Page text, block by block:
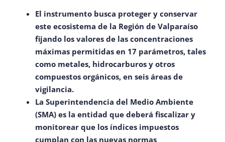
El instrumento busca proteger y conservar
este ecosistema de la Región de Valparaíso
fijando los valores de las concentraciones
máximas permitidas en 17 parámetros, tales
como metales, hidrocarburos y otros
compuestos orgánicos, en seis áreas de
vigilancia.
La Superintendencia del Medio Ambiente
(SMA) es la entidad que deberá fiscalizar y
monitorear que los índices impuestos
cumplan con las nuevas normas